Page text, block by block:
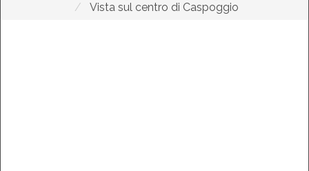
Vista sul centro di Caspoggio